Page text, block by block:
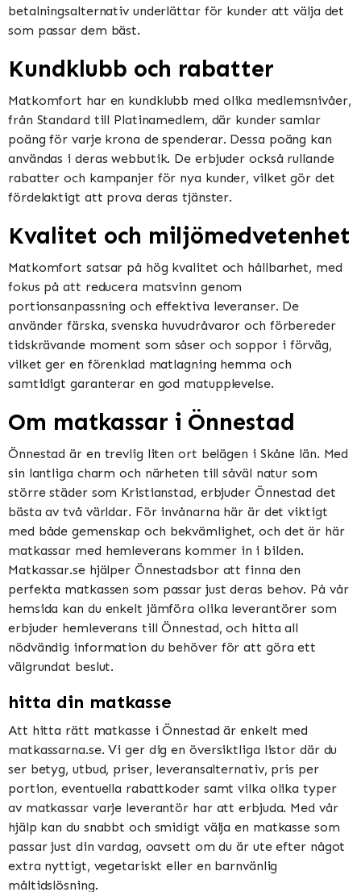
betalningsalternativ underlättar för kunder att välja det
som passar dem bäst​​.
Kundklubb och rabatter
Matkomfort har en kundklubb med olika medlemsnivåer,
från Standard till Platinamedlem, där kunder samlar
poäng för varje krona de spenderar. Dessa poäng kan
användas i deras webbutik. De erbjuder också rullande
rabatter och kampanjer för nya kunder, vilket gör det
fördelaktigt att prova deras tjänster​​.
Kvalitet och miljömedvetenhet
Matkomfort satsar på hög kvalitet och hållbarhet, med
fokus på att reducera matsvinn genom
portionsanpassning och effektiva leveranser. De
använder färska, svenska huvudråvaror och förbereder
tidskrävande moment som såser och soppor i förväg,
vilket ger en förenklad matlagning hemma och
samtidigt garanterar en god matupplevelse​​​​.
Om matkassar i Önnestad
Önnestad är en trevlig liten ort belägen i Skåne län. Med
sin lantliga charm och närheten till såväl natur som
större städer som Kristianstad, erbjuder Önnestad det
bästa av två världar. För invånarna här är det viktigt
med både gemenskap och bekvämlighet, och det är här
matkassar med hemleverans kommer in i bilden.
Matkassar.se hjälper Önnestadsbor att finna den
perfekta matkassen som passar just deras behov. På vår
hemsida kan du enkelt jämföra olika leverantörer som
erbjuder hemleverans till Önnestad, och hitta all
nödvändig information du behöver för att göra ett
välgrundat beslut.
hitta din matkasse
Att hitta rätt matkasse i Önnestad är enkelt med
matkassarna.se. Vi ger dig en översiktliga listor där du
ser betyg, utbud, priser, leveransalternativ, pris per
portion, eventuella rabattkoder samt vilka olika typer
av matkassar varje leverantör har att erbjuda. Med vår
hjälp kan du snabbt och smidigt välja en matkasse som
passar just din vardag, oavsett om du är ute efter något
extra nyttigt, vegetariskt eller en barnvänlig
måltidslösning.